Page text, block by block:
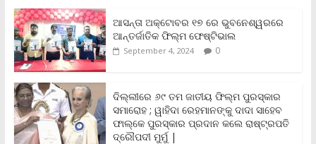
e
b
o
o
k
t
t
e
r
i
l
t
s
A
p
p
L
i
n
k
t
F
r
i
d
l
y
e
ଆସନ୍ତା ଅକ୍ଟୋବର ୧୭ ରେ ଭୁବନେଶ୍ୱରରେ
ଆନ୍ତର୍ଜାତିକ ଫିଲ୍ମ ଫେଷ୍ଟିଭାଲ
September 4, 2024 0
ଦିଲ୍ଲୀରେ ୬୯ ତମ ଜାତୀୟ ଫିଲ୍ମ ପୁରସ୍କାର
ସମାରୋହ ; ୱାହିଦା ରେହମାନଙ୍କୁ ଦାଦା ସାହେବ
ଫାଲ୍‌କେ ପୁରସ୍କାର ପ୍ରଦାନ କଲେ ରାଷ୍ଟ୍ରପତି
ଦ୍ରୌପଦୀ ମୁର୍ମୁ |